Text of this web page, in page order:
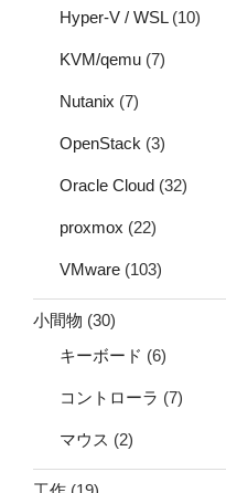
Hyper-V / WSL(10)
KVM/qemu (7)
Nutanix (7)
OpenStack (3)
Oracle Cloud (32)
proxmox (22)
VMware (103)
小間物 (30)
キーボード (6)
コントローラ (7)
マウス (2)